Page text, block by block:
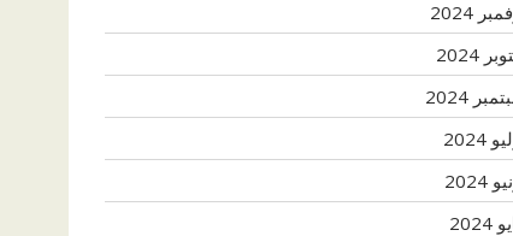
2024
2024
2024
2024
2024